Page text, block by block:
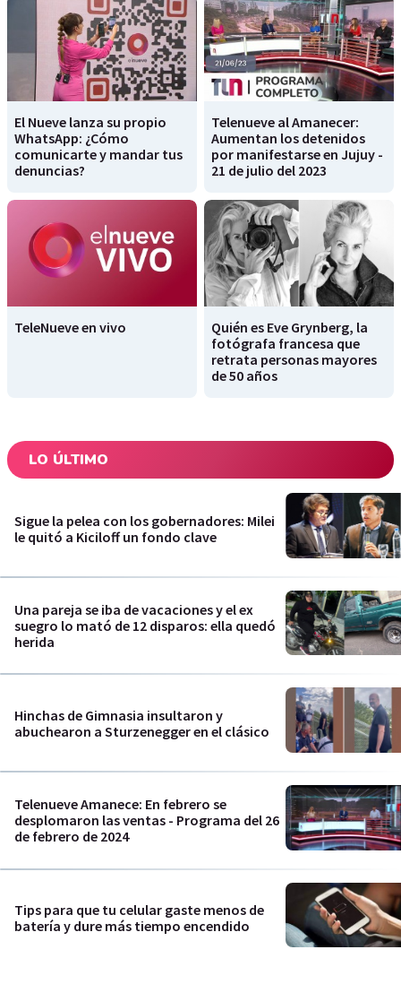
El Nueve lanza su propio
WhatsApp: ¿Cómo
comunicarte y mandar tus
denuncias?
Telenueve al Amanecer:
Aumentan los detenidos
por manifestarse en Jujuy -
21 de julio del 2023
TeleNueve en vivo
Quién es Eve Grynberg, la
fotógrafa francesa que
retrata personas mayores
de 50 años
LO ÚLTIMO
Sigue la pelea con los gobernadores: Milei
le quitó a Kiciloff un fondo clave
Una pareja se iba de vacaciones y el ex
suegro lo mató de 12 disparos: ella quedó
herida
Hinchas de Gimnasia insultaron y
abuchearon a Sturzenegger en el clásico
Telenueve Amanece: En febrero se
desplomaron las ventas - Programa del 26
de febrero de 2024
Tips para que tu celular gaste menos de
batería y dure más tiempo encendido